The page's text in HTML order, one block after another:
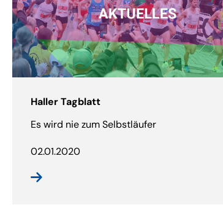
Haller Tagblatt
Es wird nie zum Selbstläufer
02.01.2020